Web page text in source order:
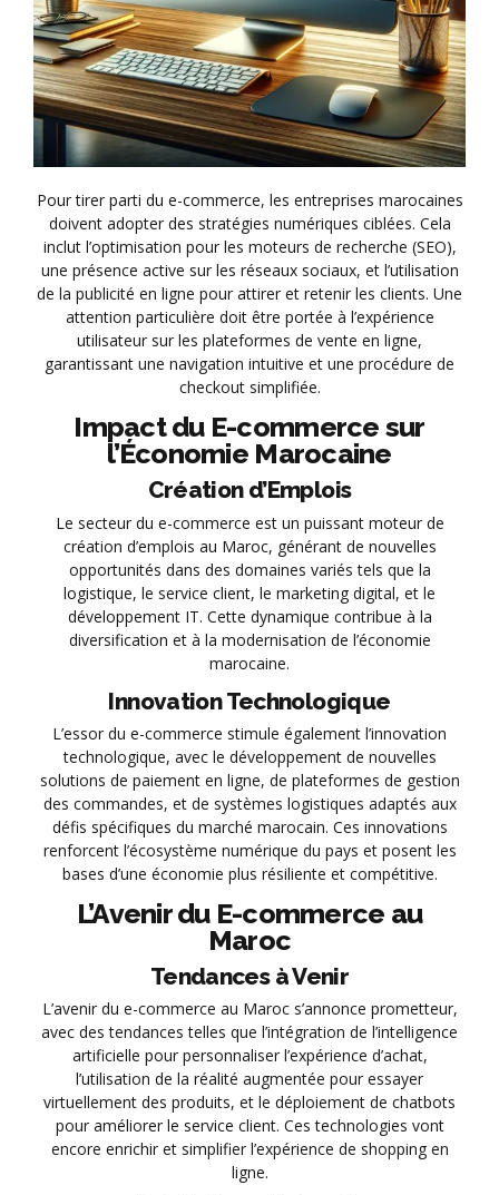
Pour tirer parti du e-commerce, les entreprises marocaines
doivent adopter des stratégies numériques ciblées. Cela
inclut l’optimisation pour les moteurs de recherche (SEO),
une présence active sur les réseaux sociaux, et l’utilisation
de la publicité en ligne pour attirer et retenir les clients. Une
attention particulière doit être portée à l’expérience
utilisateur sur les plateformes de vente en ligne,
garantissant une navigation intuitive et une procédure de
checkout simplifiée.
Impact du E-commerce sur
l’Économie Marocaine
Création d’Emplois
Le secteur du e-commerce est un puissant moteur de
création d’emplois au Maroc, générant de nouvelles
opportunités dans des domaines variés tels que la
logistique, le service client, le marketing digital, et le
développement IT. Cette dynamique contribue à la
diversification et à la modernisation de l’économie
marocaine.
Innovation Technologique
L’essor du e-commerce stimule également l’innovation
technologique, avec le développement de nouvelles
solutions de paiement en ligne, de plateformes de gestion
des commandes, et de systèmes logistiques adaptés aux
défis spécifiques du marché marocain. Ces innovations
renforcent l’écosystème numérique du pays et posent les
bases d’une économie plus résiliente et compétitive.
L’Avenir du E-commerce au
Maroc
Tendances à Venir
L’avenir du e-commerce au Maroc s’annonce prometteur,
avec des tendances telles que l’intégration de l’intelligence
artificielle pour personnaliser l’expérience d’achat,
l’utilisation de la réalité augmentée pour essayer
virtuellement des produits, et le déploiement de chatbots
pour améliorer le service client. Ces technologies vont
encore enrichir et simplifier l’expérience de shopping en
ligne.